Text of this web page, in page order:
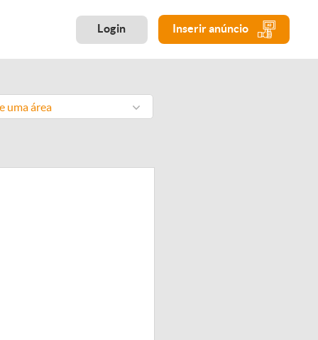
Login Inserir anúncio
uma área